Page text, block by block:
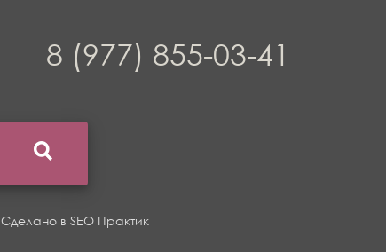
8 (977) 855-03-41
Сделано в SEO Практик